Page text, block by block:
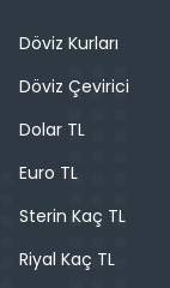
Döviz Kurları
Döviz Çevirici
Dolar TL
Euro TL
Sterin Kaç TL
Riyal Kaç TL